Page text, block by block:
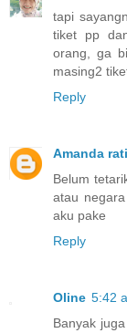
tapi
tiket pp
orang, ga
masing2
Reply
Amanda
Belum
atau
aku pake
Reply
Oline 5:42
Banyak